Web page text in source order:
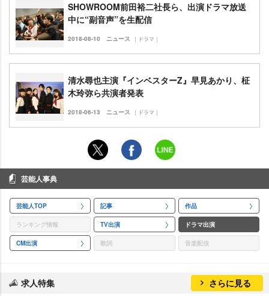
SHOWROOM前田裕二社長ら、出演ドラマ放送
中に“副音声”を生配信
2018-08-10 ニュース ｜ドラマ｜
清水尋也主演『インベスターZ』早見あかり、柾
木玲弥ら共演者発表
2018-06-13 ニュース ｜ドラマ｜
芸能人事典
芸能人TOP 記事 作品
ランキング情報 TV出演 ドラマ出演
CM出演 歌詞 音楽配信
求人特集 さらに見る